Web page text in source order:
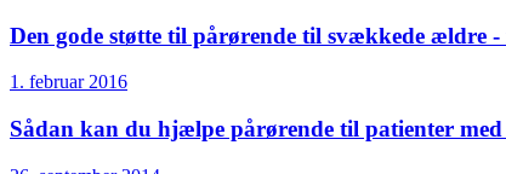
Den gode støtte til pårørende til svækkede ældre
1. februar 2016
Sådan kan du hjælpe pårørende til patienter